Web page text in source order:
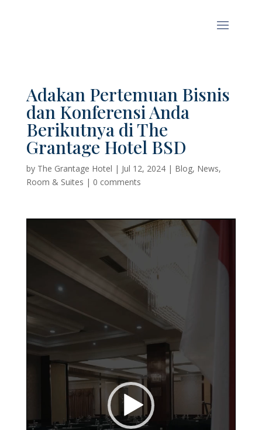
Adakan Pertemuan Bisnis
dan Konferensi Anda
Berikutnya di The
Grantage Hotel BSD
by The Grantage Hotel | Jul 12, 2024| Blog, News,
Room & Suites | 0 comments